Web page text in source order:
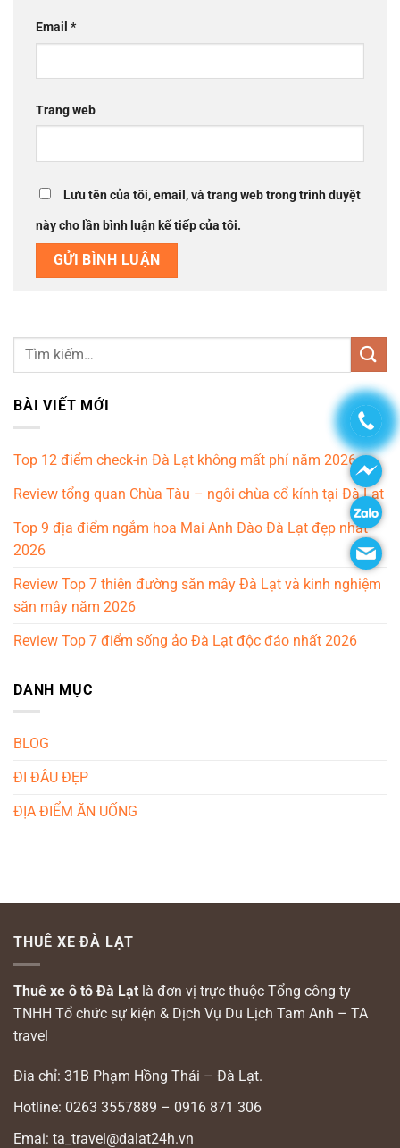
Email *
Trang web
Lưu tên của tôi, email, và trang web trong trình duyệt
này cho lần bình luận kế tiếp của tôi.
BÀI VIẾT MỚI
Top 12 điểm check-in Đà Lạt không mất phí năm 2026
Review tổng quan Chùa Tàu – ngôi chùa cổ kính tại Đà Lạt
Top 9 địa điểm ngắm hoa Mai Anh Đào Đà Lạt đẹp nhất
2026
Review Top 7 thiên đường săn mây Đà Lạt và kinh nghiệm
săn mây năm 2026
Review Top 7 điểm sống ảo Đà Lạt độc đáo nhất 2026
DANH MỤC
BLOG
ĐI ĐÂU ĐẸP
ĐỊA ĐIỂM ĂN UỐNG
THUÊ XE ĐÀ LẠT
Thuê xe ô tô Đà Lạt là đơn vị trực thuộc Tổng công ty
TNHH Tổ chức sự kiện & Dịch Vụ Du Lịch Tam Anh – TA
travel
Đia chỉ: 31B Phạm Hồng Thái – Đà Lạt.
Hotline: 0263 3557889 – 0916 871 306
Emai: ta_travel@dalat24h.vn